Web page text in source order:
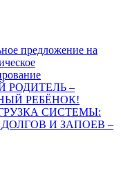
предложение на
РОДИТЕЛЬ –
РЕБЁНОК!
СИСТЕМЫ:
ДОЛГОВ И ЗАПОЕВ –